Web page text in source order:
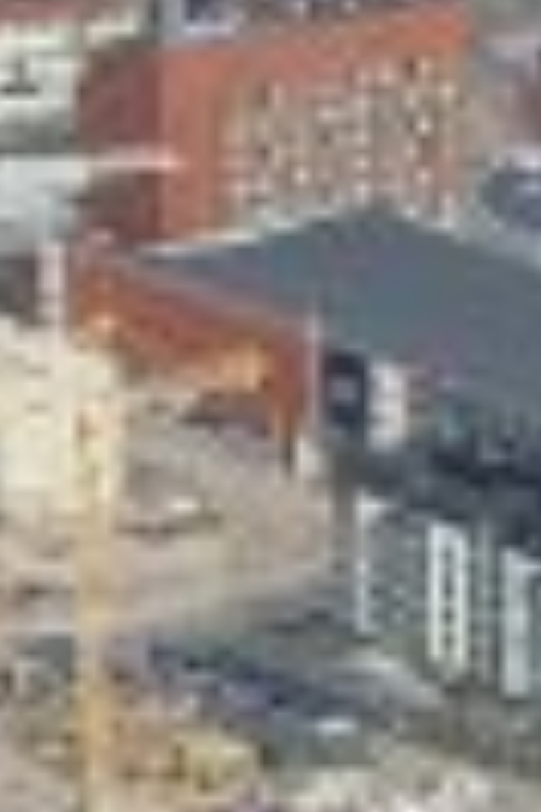
Skeittihalli
Varhaiskasvatus
Ateria- ja välipalamaksut
Mämminiemi
Taideapteekki
Kirjasto
Valon Kaupunki
Lasten Lysti & LystiKylä-festivaali
Ohje
English